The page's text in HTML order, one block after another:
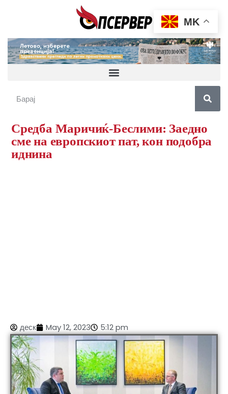
Средба Маричиќ-Беслими: Заедно
сме на европскиот пат, кон подобра
иднина
деск May 12, 2023 5:12 pm
MK